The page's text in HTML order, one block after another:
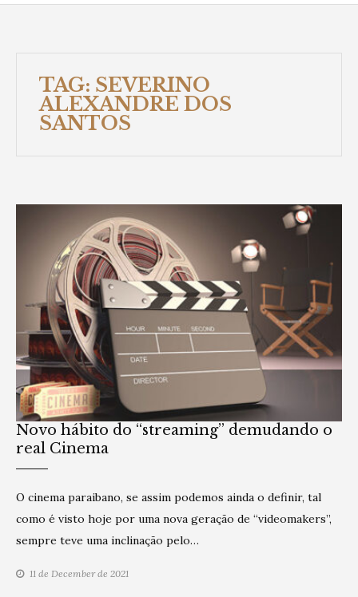
TAG: SEVERINO
ALEXANDRE DOS
SANTOS
Novo hábito do “streaming” demudando o
real Cinema
O cinema paraibano, se assim podemos ainda o definir, tal
como é visto hoje por uma nova geração de “videomakers”,
sempre teve uma inclinação pelo…
11 de December de 2021